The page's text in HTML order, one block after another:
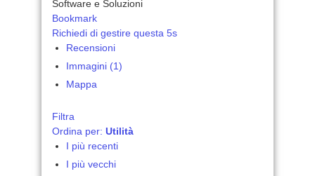
Software e Soluzioni
Bookmark
Richiedi di gestire questa 5s
Recensioni
Immagini (1)
Mappa
Filtra
Ordina per: Utilità
I più recenti
I più vecchi